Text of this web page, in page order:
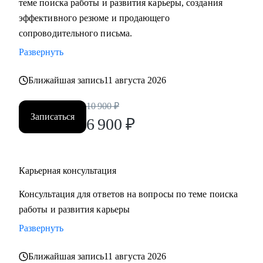
• Составить «продающее» резюме (самостоятельно
формата
• Выбрать между несколькими предложениями о работе и
Кому могу помочь:
Руководителям и специалистам из сфер производства, с/х,
сервисов и из госструктур по функциям:
• Административный блок (финансы, юриспруденция, HR,
ОТиТБ, СБ, ПТО, АХО, GR, секретариат, сметно-
договорная работа)
• Производственно-технический блок, строительство
теме поиска работы и развития карьеры, создания
эффективного резюме и продающего
сопроводительного письма.
Развернуть
Ближайшая запись11 августа 2026
Записаться
10 900 ₽
6 900 ₽
Карьерная консультация
Консультация для ответов на вопросы по теме поиска
работы и развития карьеры
Развернуть
Ближайшая запись11 августа 2026